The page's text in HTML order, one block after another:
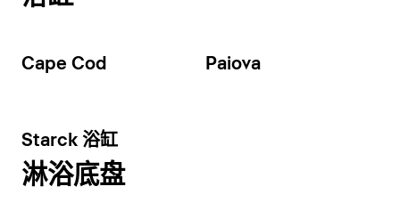
Cape Cod Paiova
Starck 浴缸
淋浴底盘